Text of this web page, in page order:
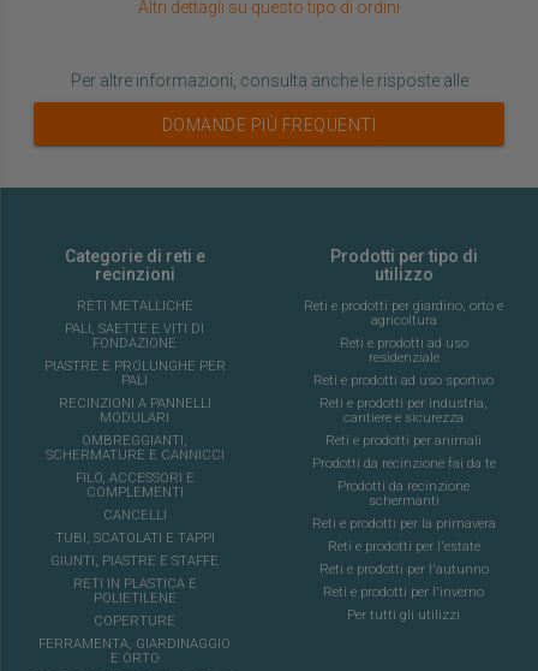
Altri dettagli su questo tipo di ordini
Per altre informazioni, consulta anche le risposte alle
DOMANDE PIÙ FREQUENTI
Categorie di reti e
recinzioni
RETI METALLICHE
PALI, SAETTE E VITI DI
FONDAZIONE
PIASTRE E PROLUNGHE PER
PALI
RECINZIONI A PANNELLI
MODULARI
OMBREGGIANTI,
SCHERMATURE E CANNICCI
FILO, ACCESSORI E
COMPLEMENTI
CANCELLI
TUBI, SCATOLATI E TAPPI
GIUNTI, PIASTRE E STAFFE
RETI IN PLASTICA E
POLIETILENE
COPERTURE
FERRAMENTA, GIARDINAGGIO
E ORTO
Prodotti per tipo di
utilizzo
Reti e prodotti per giardino, orto e
agricoltura
Reti e prodotti ad uso
residenziale
Reti e prodotti ad uso sportivo
Reti e prodotti per industria,
cantiere e sicurezza
Reti e prodotti per animali
Prodotti da recinzione fai da te
Prodotti da recinzione
schermanti
Reti e prodotti per la primavera
Reti e prodotti per l'estate
Reti e prodotti per l'autunno
Reti e prodotti per l'inverno
Per tutti gli utilizzi